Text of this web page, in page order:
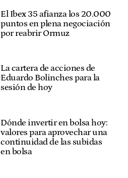
El Ibex 35 afianza los 20.000
puntos en plena negociación
por reabrir Ormuz
La cartera de acciones de
Eduardo Bolinches para la
sesión de hoy
Dónde invertir en bolsa hoy:
valores para aprovechar una
continuidad de las subidas
en bolsa